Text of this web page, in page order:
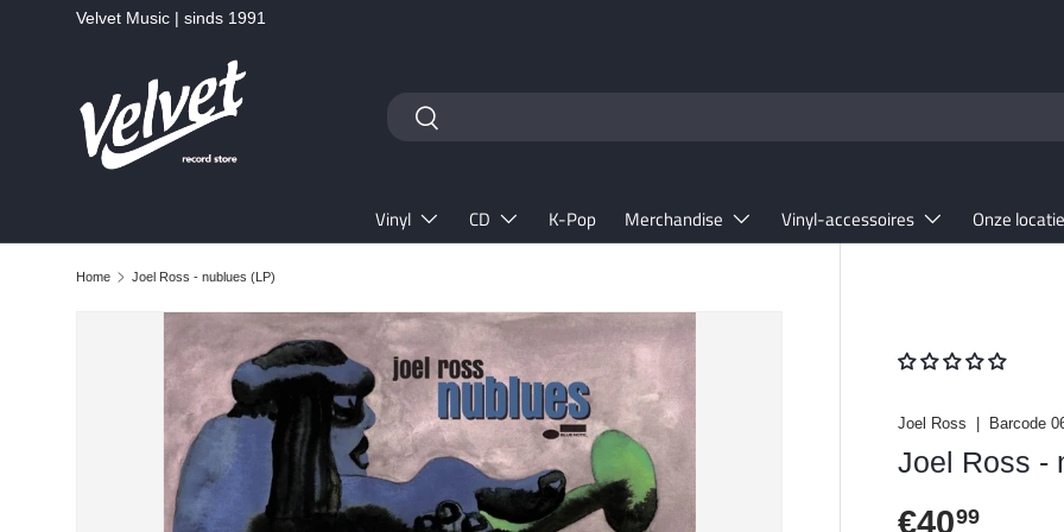
Velvet Music | sinds 1991
ZoekenZoeken
Vinyl CD K-Pop Merchandise Vinyl-accessoires Onze
Home Joel Ross - nublues (LP)
Ga direct naar productinformatie
Joel Ross Barcode
Joel Ross -
Reguliere
€4099